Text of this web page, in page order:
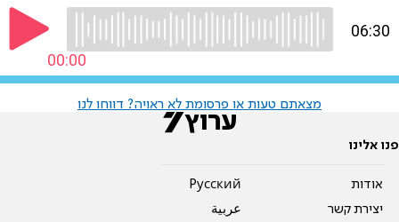
מצאתם טעות או פרסומת לא ראויה? דווחו לנו
פנו אלינו
אודות
יצירת קשר
Pусский
عربية